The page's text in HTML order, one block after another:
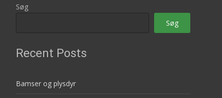
Søg
Søg
Recent Posts
Bamser og plysdyr